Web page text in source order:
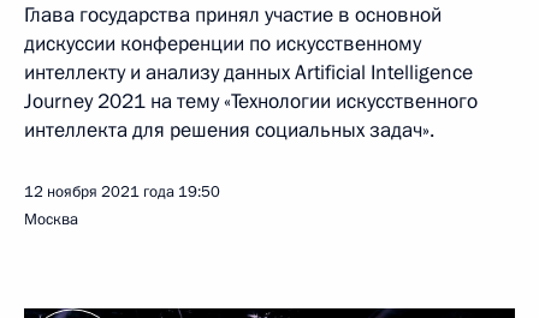
Глава государства принял участие в основной
дискуссии конференции по искусственному
интеллекту и анализу данных Artificial Intelligence
Journey 2021 на тему «Технологии искусственного
интеллекта для решения социальных задач».
12 ноября 2021 года 19:50
Москва